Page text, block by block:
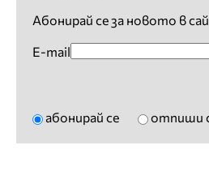
Абонирай се за новото в
E-mail
абонирай се отпиши